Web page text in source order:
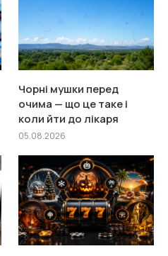
Чорні мушки перед
очима — що це таке і
коли йти до лікаря
05.08.2026